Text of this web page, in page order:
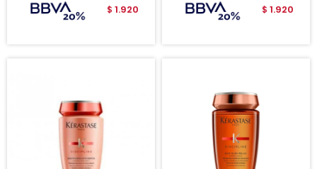
$ 1.920 $ 1.920